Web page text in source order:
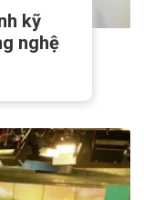
kỹ
nghệ